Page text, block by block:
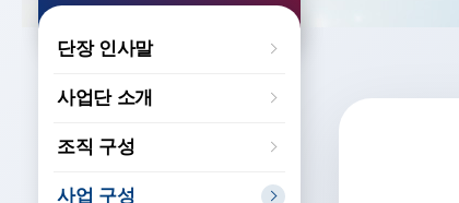
단장 인사말
사업단 소개
조직 구성
사업 구성